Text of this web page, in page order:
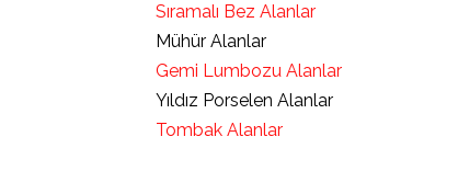
Sıramalı Bez Alanlar
Mühür Alanlar
Gemi Lumbozu Alanlar
Yıldız Porselen Alanlar
Tombak Alanlar